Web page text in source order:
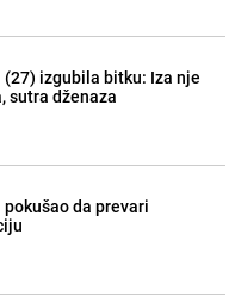
(27) izgubila bitku: Iza nje
sutra dženaza
da prevari